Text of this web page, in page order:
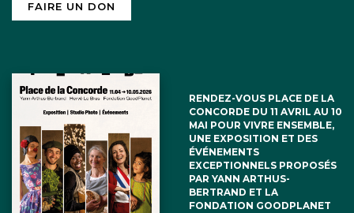
FAIRE UN DON
RENDEZ-VOUS PLACE DE LA
CONCORDE DU 11 AVRIL AU 10
MAI POUR VIVRE ENSEMBLE,
UNE EXPOSITION ET DES
ÉVÉNEMENTS
EXCEPTIONNELS PROPOSÉS
PAR YANN ARTHUS-
BERTRAND ET LA
FONDATION GOODPLANET